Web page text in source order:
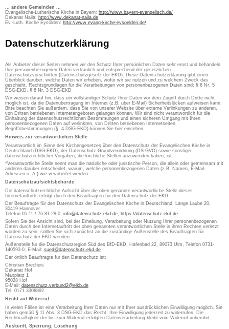
... andere Gemeinden ...
Evangelische-Lutherische Kirche in Bayern: http://www.bayern-evangelisch.de/
Dekanat Naila: http://www.dekanat-naila.de
Ev.-Luth. Kirche Eysölden: http://www.evang-kirche-eysoelden.de/
Datenschutzerklärung
Als Anbieter dieser Seiten nehmen wir den Schutz Ihrer persönlichen Daten sehr ernst und behandeln
Ihre personenbezogenen Daten vertraulich und entsprechend der gesetzlichen
Datenschutzvorschriften (Datenschutzgesetz der EKD). Diese Datenschutzerklärung gibt einen
Überblick darüber, welche Daten wir erheben, wofür wir sie nutzen und zu welchem Zweck das
geschieht. Rechtsgrundlagen für die Verarbeitungen von personenbezogenen Daten sind: § 6 Nr. 5
DSG-EKD, § 6 Nr. 3 DSG-EKD
Wir weisen darauf hin, dass ein vollständiger Schutz Ihrer Daten vor dem Zugriff durch Dritte nicht
möglich ist, da die Datenübertragung im Internet (z.B. über E-Mail) Sicherheitslücken aufweisen kann.
Bitte beachten Sie außerdem, dass Sie von unserer Website über externe Verlinkungen zu anderen,
von Dritten betriebenen Internetangeboten gelangen können. Wir sind nicht verantwortlich für die
Einhaltung der datenschutzrechtlichen Bestimmungen und einen sicheren Umgang mit Ihren
personenbezogenen Daten auf verlinkten, von Dritten betriebenen Internetseiten.
Begriffsbestimmungen (§. 4 DSG-EKD) können Sie hier einsehen.
Hinweis zur verantwortlichen Stelle
Verantwortlich im Sinne des Kirchengesetzes über den Datenschutz der Evangelischen Kirche in
Deutschland (DSG-EKD), der Datenschutz-Grundverordnung (DS-GVO) sowie sonstiger
datenschutzrechtlicher Vorgaben, die kirchliche Stellen anzuwenden haben, ist:
*Verantwortliche Stelle nennt man die natürliche oder juristische Person, die allein oder gemeinsam mit
anderen darüber entscheidet, warum, welche personenbezogenen Daten (z.B. Namen, E-Mail-
Adressen o. Ä.) wie verarbeitet werden.
Datenschutzaufsichtsbehörde
Die datenschutzrechtliche Aufsicht über die oben genannte verantwortliche Stelle dieses
Internetauftritts erfolgt durch den Beauftragten für den Datenschutz der EKD.
Der Beauftragte für den Datenschutz der Evangelischen Kirche in Deutschland, Lange Laube 20,
30419 Hannover
Telefon 05 11 / 76 81 28-0, info@datenschutz.ekd.de, https://datenschutz.ekd.de
Sofern Sie der Ansicht sind, bei der Erhebung, Verarbeitung oder Nutzung Ihrer personenbezogenen
Daten durch den Internetauftritt der oben genannten verantwortlichen Stelle in ihren Rechten verletzt
worden zu sein, sollten Sie sich zunächst an die zuständige Außenstelle des Beauftragten für
Datenschutz der EKD wenden:
Außenstelle für die Datenschutzregion Süd des BfD-EKD, Hafenbad 22, 89073 Ulm, Telefon 0731-
140593-0, E-Mail: sued@datenschutz.ekd.de
Der örtlich Beauftragte für den Datenschutz ist:
Christian Brecheis
Dekanat Hof
Maxplatz 1
95028 Hof
E-Mail: datenschutz.verbund2@elkb.de
Tel. 0171 3308892
Recht auf Widerruf
In vielen Fällen ist eine Verarbeitung Ihrer Daten nur mit Ihrer ausdrücklichen Einwilligung möglich. Sie
haben gemäß § 11 Abs. 3 DSG-EKD das Recht, Ihre Einwilligung jederzeit zu widerrufen. Die
Rechtmäßigkeit der bis zum Widerruf erfolgten Datenverarbeitung bleibt vom Widerruf unberührt.
Auskunft, Sperrung, Löschung